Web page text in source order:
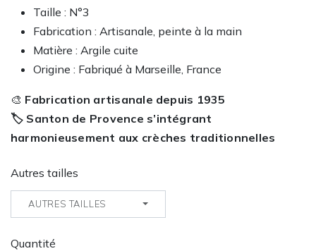
Taille : N°3
Fabrication : Artisanale, peinte à la main
Matière : Argile cuite
Origine : Fabriqué à Marseille, France
🎨 Fabrication artisanale depuis 1935
🏷️ Santon de Provence s’intégrant
harmonieusement aux crèches traditionnelles
Autres tailles
AUTRES TAILLES
Quantité